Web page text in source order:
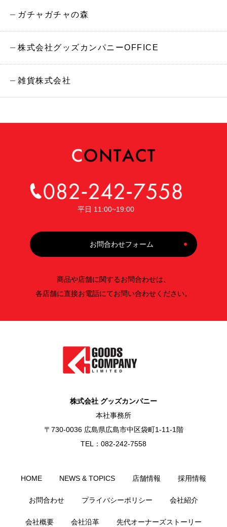
ガチャガチャの森
株式会社グッズカンパニーOFFICE
雑貨株式会社
平日 11:00~19:00
お問合わせフォーム
商品や店舗に関するお問合わせは、
各店舗に直接お電話にてお問い合わせください。
株式会社 グッズカンパニー
本社事務所
〒730-0036 広島県広島市中区袋町1-11-1階
TEL：082-242-7558
HOME NEWS & TOPICS 店舗情報 採用情報
お問合わせ プライバシーポリシー 会社紹介
会社概要 会社沿革 先代オーナーズストーリー